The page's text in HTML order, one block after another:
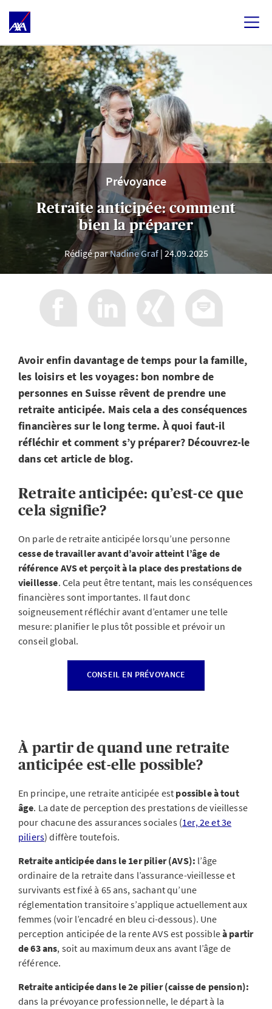
Prévoyance
Retraite anticipée: comment
bien la préparer
Rédigé parNadine Graf 24.09.2025
Avoir enfin davantage de temps pour la famille,
les loisirs et les voyages: bon nombre de
personnes en Suisse rêvent de prendre une
retraite anticipée. Mais cela a des conséquences
financières sur le long terme. À quoi faut-il
réfléchir et comment s’y préparer? Découvrez-le
dans cet article de blog.
Retraite anticipée: qu’est-ce que
cela signifie?
On parle de retraite anticipée lorsqu’une personne
cesse de travailler avant d’avoir atteint l’âge de
référence AVS et perçoit à la place des prestations de
vieillesse. Cela peut être tentant, mais les conséquences
financières sont importantes. Il faut donc
soigneusement réfléchir avant d’entamer une telle
mesure: planifier le plus tôt possible et prévoir un
conseil global.
CONSEIL EN PRÉVOYANCE
À partir de quand une retraite
anticipée est-elle possible?
En principe, une retraite anticipée est possible à tout
âge. La date de perception des prestations de vieillesse
pour chacune des assurances sociales (1er, 2e et 3e
piliers) diffère toutefois.
Retraite anticipée dans le 1er pilier (AVS): l’âge
ordinaire de la retraite dans l’assurance-vieillesse et
survivants est fixé à 65 ans, sachant qu’une
réglementation transitoire s’applique actuellement aux
femmes (voir l’encadré en bleu ci-dessous). Une
perception anticipée de la rente AVS est possibleà partir
de 63 ans, soit au maximum deux ans avant l’âge de
référence.
Retraite anticipée dans le 2e pilier (caisse de pension):
dans la prévoyance professionnelle, le départ à la